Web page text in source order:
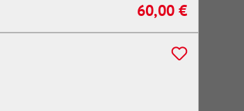
Regulärer Preis:
60,00 €